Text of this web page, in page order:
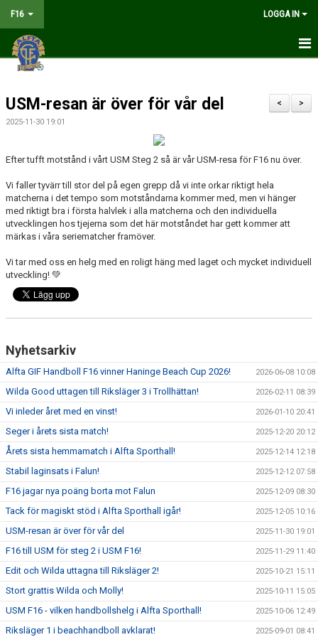
F16 LOGGA IN
HEM
NYHETER
KALENDER
TRUPPEN
DOKUMENT
LIVESÄNDNING
TABELL
>
<
USM-resan är över för vår del
2025-11-30 19:01
Efter tufft motstånd i vårt USM Steg 2 så är vår USM-resa för F16 nu över.
Vi faller tyvärr till stor del på egen grepp då vi inte orkar riktigt hela
matcherna i det tempo som motståndarna kommer med, men vi hänger
med riktigt bra i första halvlek i alla matcherna och den individuella
utvecklingen hos tjejerna som det här motståndet har gett kommer att
märkas i våra seriematcher framöver.
Vi tar med oss en helg med en roligt häng med laget och mycket individuell
utveckling! 💚
Nyhetsarkiv
Alfta GIF Handboll F16 vinner Haninge Beach Cup 2026! 2026-06-08 10:08
Wilda Good uttagen till Riksläger 3 i Trollhättan! 2026-02-11 08:39
Vi inleder året med en vinst! 2026-01-10 20:41
Seger i årets sista match! 2025-12-20 20:12
Årets sista hemmamatch i Alfta Sporthall! 2025-12-14 12:18
Stabil laginsats i Falun! 2025-12-12 07:58
F16 jagar nya poäng borta mot Falun 2025-12-09 08:30
Tack för magiskt stöd i Alfta Sporthall igår! 2025-12-05 10:16
USM-resan är över för vår del 2025-11-30 19:01
F16 till USM för steg 2 i USM F16! 2025-11-29 11:40
Edit och Wilda uttagna till Riksläger 2! 2025-10-21 15:11
Stort grattis Wilda och Molly! 2025-10-11 15:05
USM F16 - vilken handbollshelg i Alfta Sporthall! 2025-10-06 12:49
Riksläger 1 i beachhandboll avklarat! 2025-09-01 08:41